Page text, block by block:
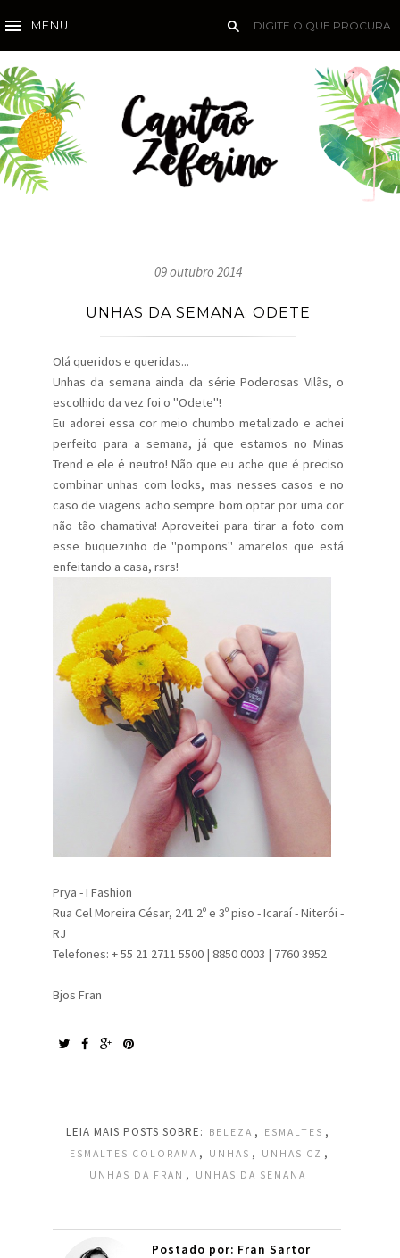
MENU
09 outubro 2014
UNHAS DA SEMANA: ODETE
Olá queridos e queridas...
Unhas da semana ainda da série Poderosas Vilãs, o
escolhido da vez foi o "Odete"!
Eu adorei essa cor meio chumbo metalizado e achei
perfeito para a semana, já que estamos no Minas
Trend e ele é neutro! Não que eu ache que é preciso
combinar unhas com looks, mas nesses casos e no
caso de viagens acho sempre bom optar por uma cor
não tão chamativa! Aproveitei para tirar a foto com
esse buquezinho de "pompons" amarelos que está
enfeitando a casa, rsrs!
Prya - I Fashion
Rua Cel Moreira César, 241 2º e 3º piso - Icaraí - Niterói -
RJ
Telefones: + 55 21 2711 5500 | 8850 0003 | 7760 3952
Bjos Fran
LEIA MAIS POSTS SOBRE: BELEZA , ESMALTES ,
ESMALTES COLORAMA , UNHAS , UNHAS CZ ,
UNHAS DA FRAN , UNHAS DA SEMANA
Postado por: Fran Sartor